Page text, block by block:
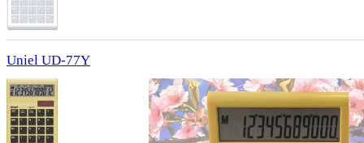
Uniel UD-77Y